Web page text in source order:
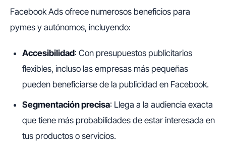
Facebook Ads ofrece numerosos beneficios para
pymes y autónomos, incluyendo:
Accesibilidad: Con presupuestos publicitarios
flexibles, incluso las empresas más pequeñas
pueden beneficiarse de la publicidad en Facebook.
Segmentación precisa: Llega a la audiencia exacta
que tiene más probabilidades de estar interesada en
tus productos o servicios.